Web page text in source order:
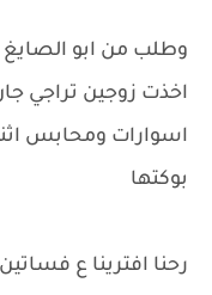
وطلب من ابو
اخذت زوجين تراجي
اسوارات ومحابس
بوكتها
رحنا افترينا ع